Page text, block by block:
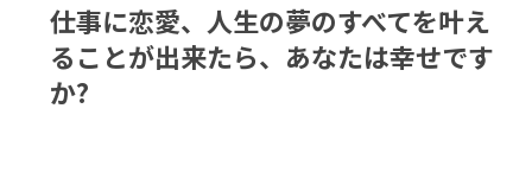
仕事に恋愛、人生の夢のすべてを叶え
ることが出来たら、あなたは幸せです
か?